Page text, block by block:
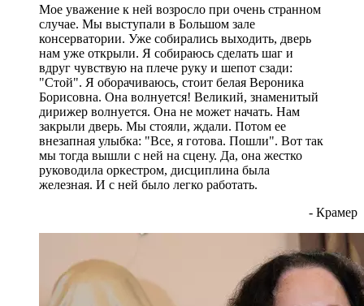
Мое уважение к ней возросло при очень странном
случае. Мы выступали в Большом зале
консерватории. Уже собирались выходить, дверь
нам уже открыли. Я собираюсь сделать шаг и
вдруг чувствую на плече руку и шепот сзади:
"Стой". Я оборачиваюсь, стоит белая Вероника
Борисовна. Она волнуется! Великий, знаменитый
дирижер волнуется. Она не может начать. Нам
закрыли дверь. Мы стояли, ждали. Потом ее
внезапная улыбка: "Все, я готова. Пошли". Вот так
мы тогда вышли с ней на сцену. Да, она жестко
руководила оркестром, дисциплина была
железная. И с ней было легко работать.
- Крамер